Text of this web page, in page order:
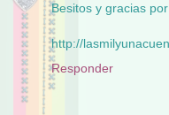
Besitos y gracias
http://
Responder